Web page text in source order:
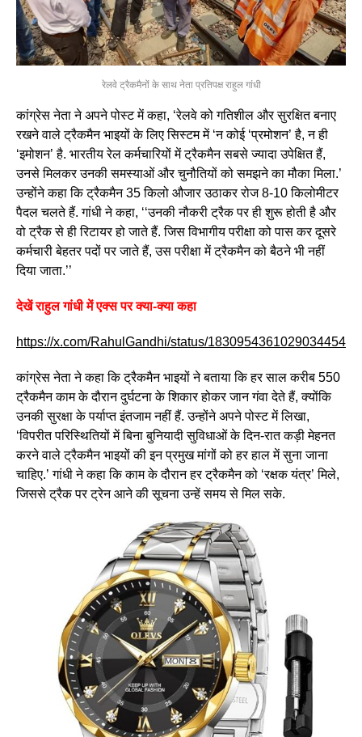
रेलवे ट्रैकमैनों के साथ नेता प्रतिपक्ष राहुल गांधी
कांग्रेस नेता ने अपने पोस्ट में कहा, ‘रेलवे को गतिशील और सुरक्षित बनाए
रखने वाले ट्रैकमैन भाइयों के लिए सिस्टम में ‘न कोई ‘प्रमोशन’ है, न ही
‘इमोशन’ है. भारतीय रेल कर्मचारियों में ट्रैकमैन सबसे ज्यादा उपेक्षित हैं,
उनसे मिलकर उनकी समस्याओं और चुनौतियों को समझने का मौका मिला.’
उन्होंने कहा कि ट्रैकमैन 35 किलो औजार उठाकर रोज 8-10 किलोमीटर
पैदल चलते हैं. गांधी ने कहा, ‘‘उनकी नौकरी ट्रैक पर ही शुरू होती है और
वो ट्रैक से ही रिटायर हो जाते हैं. जिस विभागीय परीक्षा को पास कर दूसरे
कर्मचारी बेहतर पदों पर जाते हैं, उस परीक्षा में ट्रैकमैन को बैठने भी नहीं
दिया जाता.’’
देखें राहुल गांधी में एक्स पर क्या-क्या कहा
https://x.com/RahulGandhi/status/1830954361029034454
कांग्रेस नेता ने कहा कि ट्रैकमैन भाइयों ने बताया कि हर साल करीब 550
ट्रैकमैन काम के दौरान दुर्घटना के शिकार होकर जान गंवा देते हैं, क्योंकि
उनकी सुरक्षा के पर्याप्त इंतजाम नहीं हैं. उन्होंने अपने पोस्ट में लिखा,
‘विपरीत परिस्थितियों में बिना बुनियादी सुविधाओं के दिन-रात कड़ी मेहनत
करने वाले ट्रैकमैन भाइयों की इन प्रमुख मांगों को हर हाल में सुना जाना
चाहिए.’ गांधी ने कहा कि काम के दौरान हर ट्रैकमैन को ‘रक्षक यंत्र’ मिले,
जिससे ट्रैक पर ट्रेन आने की सूचना उन्हें समय से मिल सके.